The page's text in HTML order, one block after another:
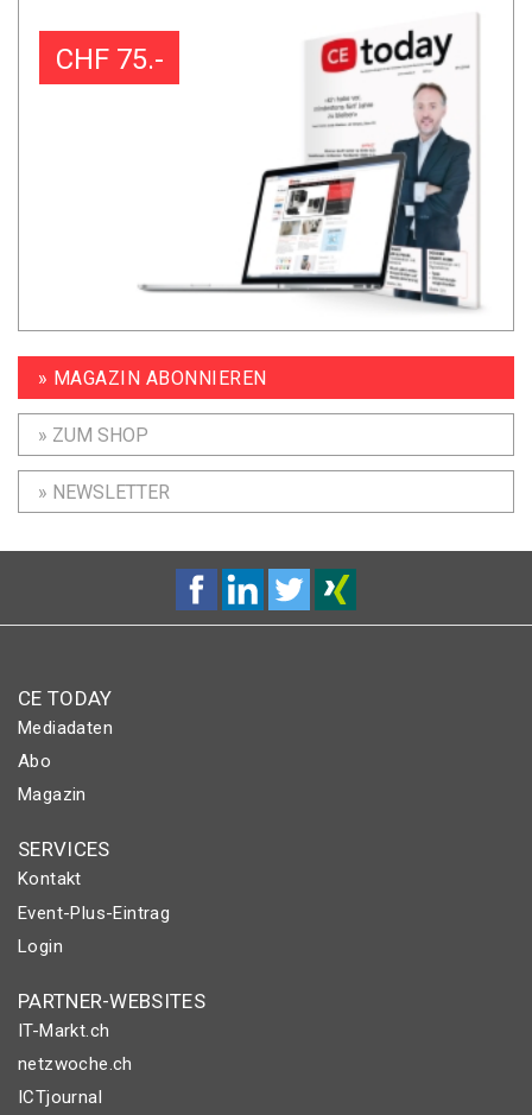
CHF 75.-
» MAGAZIN ABONNIEREN
» ZUM SHOP
» NEWSLETTER
CE TODAY
Mediadaten
Abo
Magazin
SERVICES
Kontakt
Event-Plus-Eintrag
Login
PARTNER-WEBSITES
IT-Markt.ch
netzwoche.ch
ICTjournal